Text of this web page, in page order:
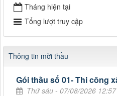
Tháng hiện tại
Tổng lượt truy cập
Thông tin mời thầu
Gói thầu số 01- Thi công
Thứ sáu - 07/08/2026 12:57